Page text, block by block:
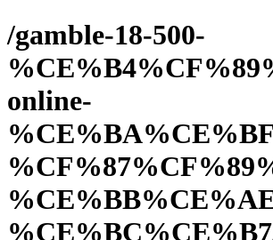
/gamble-18-500-
online-